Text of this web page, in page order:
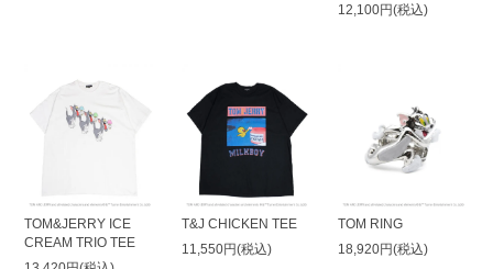
12,100円(税込)
TOM&JERRY ICE
CREAM TRIO TEE
T&J CHICKEN TEE
11,550円(税込)
TOM RING
18,920円(税込)